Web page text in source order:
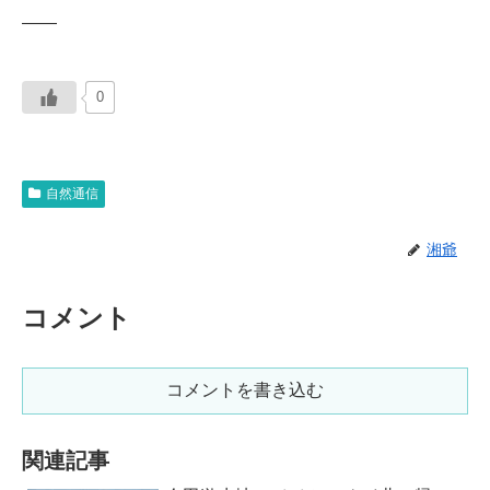
——
0
自然通信
湘爺
コメント
コメントを書き込む
関連記事